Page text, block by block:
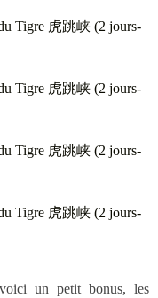
un petit bonus, les